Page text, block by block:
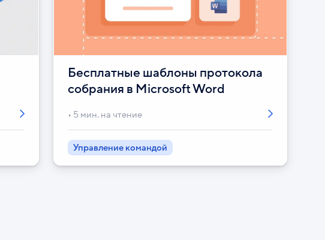
Бесплатные шаблоны протокола
собрания в Microsoft Word
5 мин. на чтение
Управление командой